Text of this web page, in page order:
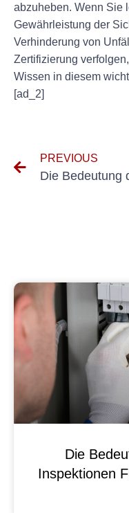
abzuheben. Wenn Sie
Gewährleistung der
Verhinderung von
Zertifizierung
Wissen in diesem
[ad_2]
PREVIOUS
Die
Inspektionen